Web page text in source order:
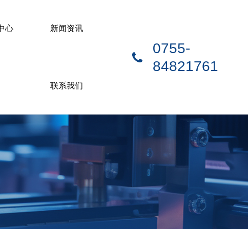
心 新闻资讯
联系我们
0755-
84821761